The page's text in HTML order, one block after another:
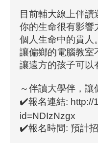
目前輔大線上伴
你的生命很有影響
個人生命中的貴人
讓偏鄉的電腦教室
讓遠方的孩子可以
～伴讀大學伴，讓
✔️報名連結: http://
id=NDIzNzgx
✔️報名時間: 預計